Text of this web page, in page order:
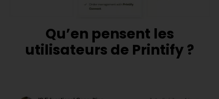
Qu’en pensent les
utilisateurs de Printify ?